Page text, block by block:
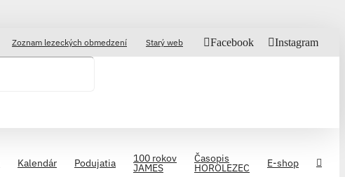
Zoznam lezeckých obmedzení Starý web Facebook Instagram
Kalendár Podujatia 100 rokov
JAMES
Časopis
HOROLEZEC E-shop